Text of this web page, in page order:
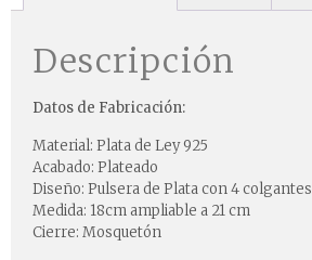
Descripción
Datos de Fabricación:
Material: Plata de Ley 925
Acabado: Plateado
Diseño: Pulsera de Plata con 4 colgantes
Medida: 18cm ampliable a 21 cm
Cierre: Mosquetón